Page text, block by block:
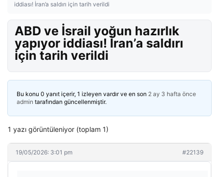
iddiası! İran’a saldırı için tarih verildi
ABD ve İsrail yoğun hazırlık
yapıyor iddiası! İran’a saldırı
için tarih verildi
Bu konu 0 yanıt içerir, 1 izleyen vardır ve en son 2 ay 3 hafta önce
admin tarafından güncellenmiştir.
1 yazı görüntüleniyor (toplam 1)
19/05/2026: 3:01 pm #22139